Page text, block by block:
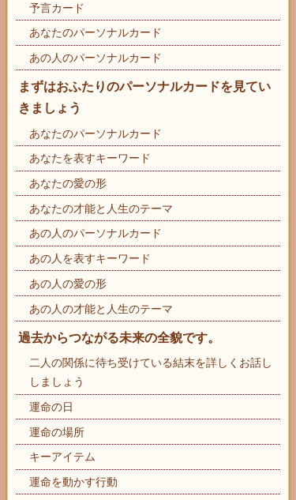
予言カード
あなたのパーソナルカード
あの人のパーソナルカード
まずはおふたりのパーソナルカードを見てい
きましょう
あなたのパーソナルカード
あなたを表すキーワード
あなたの愛の形
あなたの才能と人生のテーマ
あの人のパーソナルカード
あの人を表すキーワード
あの人の愛の形
あの人の才能と人生のテーマ
過去からつながる未来の全貌です。
二人の関係に待ち受けている結末を詳しくお話し
しましょう
運命の日
運命の場所
キーアイテム
運命を動かす行動